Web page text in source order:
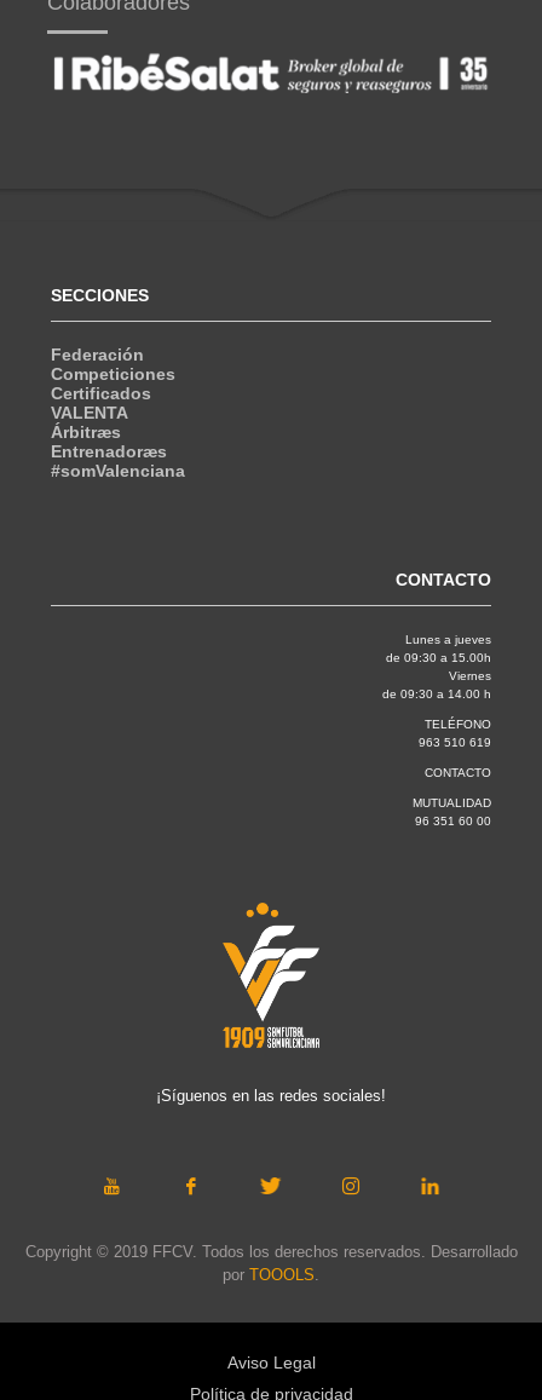
SECCIONES
Federación
Competiciones
Certificados
VALENTA
Árbitræs
Entrenadoræs
#somValenciana
CONTACTO
Lunes a jueves
de 09:30 a 15.00h
Viernes
de 09:30 a 14.00 h
TELÉFONO
963 510 619
CONTACTO
MUTUALIDAD
96 351 60 00
¡Síguenos en las redes sociales!
Copyright © 2019 FFCV. Todos los derechos reservados. Desarrollado
por TOOOLS
Aviso Legal
Política de privacidad